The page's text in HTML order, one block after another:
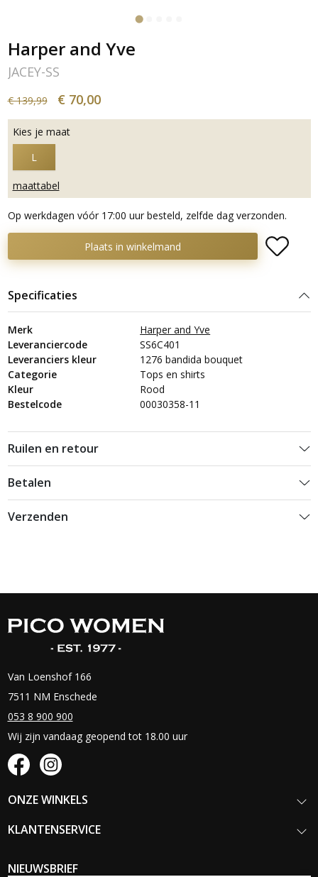
Harper and Yve
JACEY-SS
€ 139,99 € 70,00
Kies je maat
L
maattabel
Op werkdagen vóór 17:00 uur besteld, zelfde dag verzonden.
Plaats in winkelmand
Specificaties
Merk
Harper and Yve
Leveranciercode
SS6C401
Leveranciers kleur
1276 bandida bouquet
Categorie
Tops en shirts
Kleur
Rood
Bestelcode
00030358-11
Ruilen en retour
Betalen
Verzenden
Van Loenshof 166
7511 NM Enschede
053 8 900 900
Wij zijn vandaag geopend tot 18.00 uur
ONZE WINKELS
KLANTENSERVICE
NIEUWSBRIEF